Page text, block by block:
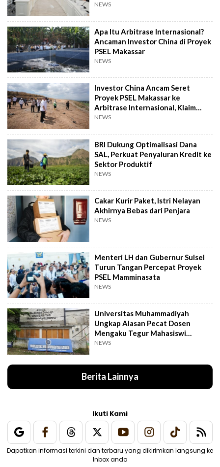
NEWS
Apa Itu Arbitrase Internasional?
Ancaman Investor China di Proyek
PSEL Makassar
NEWS
Investor China Ancam Seret
Proyek PSEL Makassar ke
Arbitrase Internasional, Klaim
Rugi Rp2,4 T
NEWS
BRI Dukung Optimalisasi Dana
SAL, Perkuat Penyaluran Kredit ke
Sektor Produktif
NEWS
Cakar Kurir Paket, Istri Nelayan
Akhirnya Bebas dari Penjara
NEWS
Menteri LH dan Gubernur Sulsel
Turun Tangan Percepat Proyek
PSEL Mamminasata
NEWS
Universitas Muhammadiyah
Ungkap Alasan Pecat Dosen
Mengaku Tegur Mahasiswi
Berpakaian Ketat
NEWS
Berita Lainnya
Ikuti Kami
Dapatkan informasi terkini dan terbaru yang dikirimkan langsung ke
Inbox anda